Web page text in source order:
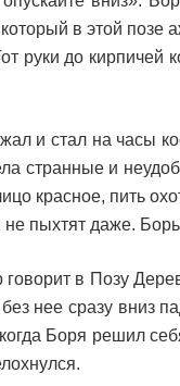
в этой позе
руки до кирпичей
и стал на часы
странные и
красное, пить
пыхтят даже.
в Позу
нее сразу вниз
Боря решил